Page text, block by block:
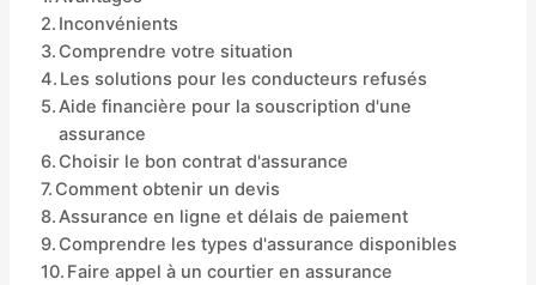
Inconvénients
Comprendre votre situation
Les solutions pour les conducteurs refusés
Aide financière pour la souscription d'une
assurance
Choisir le bon contrat d'assurance
Comment obtenir un devis
Assurance en ligne et délais de paiement
Comprendre les types d'assurance disponibles
Faire appel à un courtier en assurance